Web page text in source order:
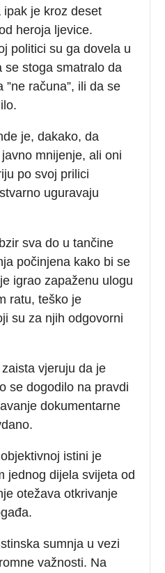
je kroz deset
heroja ljevice.
politici su ga dovela u
se stoga smatralo da
računa”, ili da se
je, dakako, da
mnijenje, ali oni
po svoj prilici
uguravaju
sva do u tančine
počinjena kako bi se
igrao zapaženu ulogu
ratu, teško je
su za njih odgovorni
vjeruju da je
se dogodilo na pravdi
dokumentarne
istini je
jednog dijela svijeta od
otežava otkrivanje
sumnja u vezi
važnosti. Na